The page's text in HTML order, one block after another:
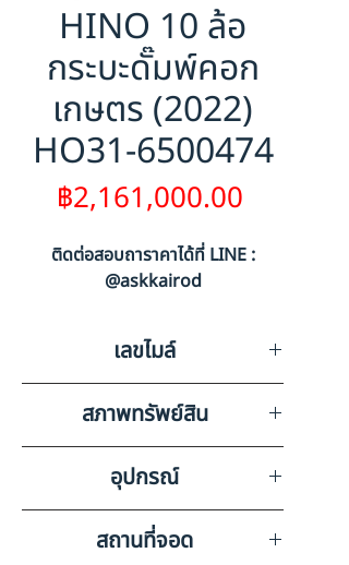
HINO 10 ล้อ
กระบะดั๊มพ์คอก
เกษตร (2022)
HO31-6500474
฿2,161,000.00
ติดต่อสอบถาราคาได้ที่ LINE :
@askkairod
เลขไมล์
205587
สภาพทรัพย์สิน
มีรอยขีดข่วนรอบคันตามสภาพ
การใช้งาน
อุปกรณ์
วิทยุ ลำโพง แอร์
สถานที่จอด